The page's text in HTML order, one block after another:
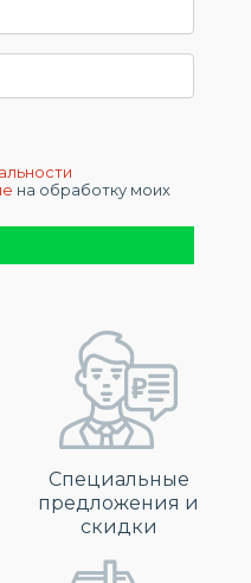
на обработку моих
Специальные
предложения и
скидки